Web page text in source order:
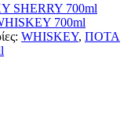
SHERRY 700ml
700ml
WHISKEY, ΠΟΤΑ